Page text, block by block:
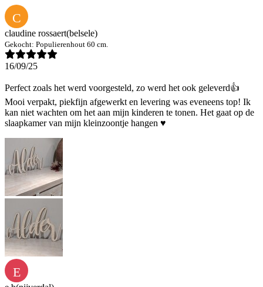
C
claudine rossaert(belsele)
Gekocht: Populierenhout 60 cm.
16/09/25
Perfect zoals het werd voorgesteld, zo werd het ook geleverd👍
Mooi verpakt, piekfijn afgewerkt en levering was eveneens top! Ik
kan niet wachten om het aan mijn kinderen te tonen. Het gaat op de
slaapkamer van mijn kleinzoontje hangen ♥️
E